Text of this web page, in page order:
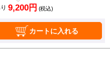
9,200円 (税込)
カートに入れる